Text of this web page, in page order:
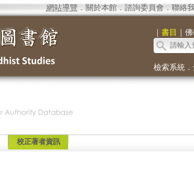
網站導覽 ． 關於本館． 諮詢委員會． 聯絡
｜ 書目 ｜
檢索系統．
校正著者資訊